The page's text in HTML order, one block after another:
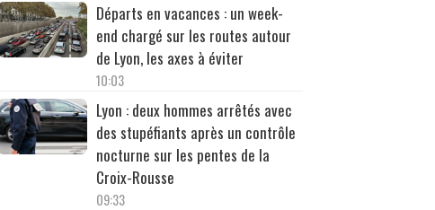
Départs en vacances : un week-
end chargé sur les routes autour
de Lyon, les axes à éviter
10:03
Lyon : deux hommes arrêtés avec
des stupéfiants après un contrôle
nocturne sur les pentes de la
Croix-Rousse
09:33